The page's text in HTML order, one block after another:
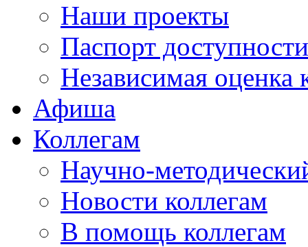
Наши проекты
Паспорт доступности
Независимая оценка
Афиша
Коллегам
Научно-
Новости коллегам
В помощь коллегам